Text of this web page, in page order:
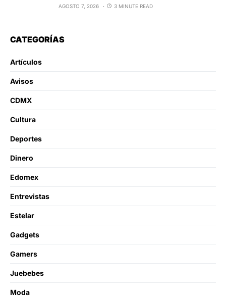
AGOSTO 7, 2026 3 MINUTE READ
CATEGORÍAS
Artículos
Avisos
CDMX
Cultura
Deportes
Dinero
Edomex
Entrevistas
Estelar
Gadgets
Gamers
Juebebes
Moda